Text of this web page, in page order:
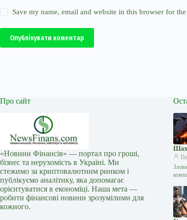
Save my name, email and website in this browser for
Опублікувати коментар
Про сайт
«Новини Фінансів» — портал про гроші,
бізнес та нерухомість в Україні. Ми
стежимо за криптовалютним ринком і
публікуємо аналітику, яка допомагає
орієнтуватися в економіці. Наша мета —
робити фінансові новини зрозумілими для
кожного.